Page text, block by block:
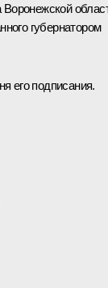
губернатором
его подписания.